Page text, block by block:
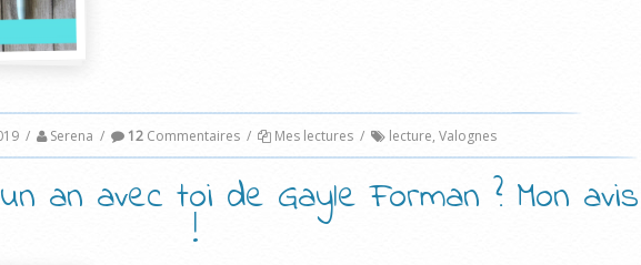
/ Serena / 12 Commentaires / Mes lectures / lecture, Valognes
an avec toi de Gayle Forman ? Mon avis
!